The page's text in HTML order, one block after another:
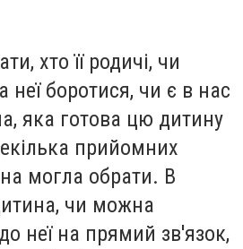
хто її родичі, чи
неї боротися, чи є в нас
яка готова цю дитину
прийомних
могла обрати. В
чи можна
неї на прямий зв'язок,